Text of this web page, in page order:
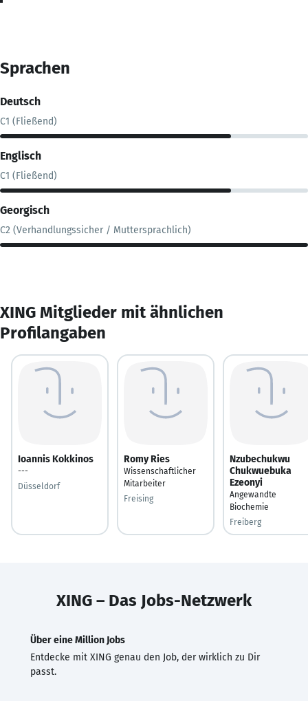
Sprachen
Deutsch
C1 (Fließend)
Englisch
C1 (Fließend)
Georgisch
C2 (Verhandlungssicher / Muttersprachlich)
XING Mitglieder mit ähnlichen
Profilangaben
Ioannis Kokkinos
---
Düsseldorf
Romy Ries
Wissenschaftlicher
Mitarbeiter
Freising
Nzubechukwu
Chukwuebuka
Ezeonyi
Angewandte
Biochemie
Freiberg
XING – Das Jobs-Netzwerk
Über eine Million Jobs
Entdecke mit XING genau den Job, der wirklich zu Dir
passt.